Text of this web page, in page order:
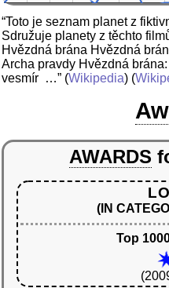
“Toto je seznam planet z
Sdružuje planety z těchto
Hvězdná brána Hvězdná
Archa pravdy Hvězdná
vesmír …” (Wikipedia) (
AWARDS
(IN
Top